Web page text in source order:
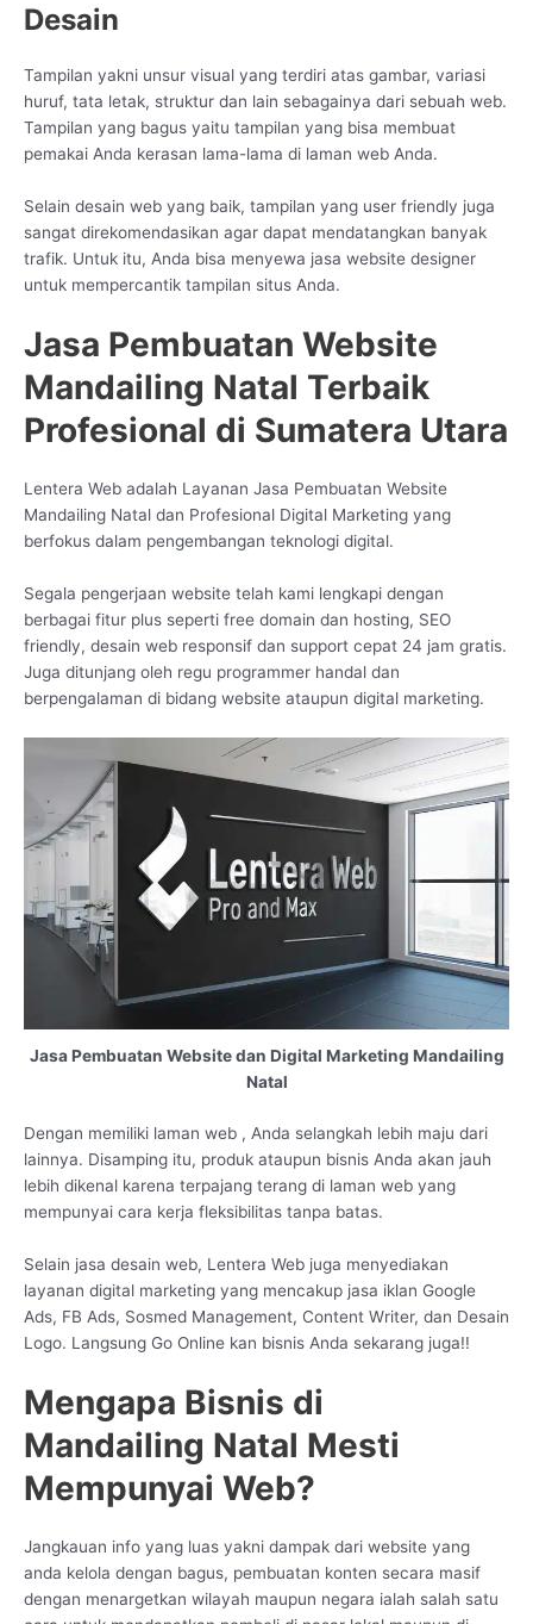
Desain
Tampilan yakni unsur visual yang terdiri atas gambar, variasi
huruf, tata letak, struktur dan lain sebagainya dari sebuah web.
Tampilan yang bagus yaitu tampilan yang bisa membuat
pemakai Anda kerasan lama-lama di laman web Anda.
Selain desain web yang baik, tampilan yang user friendly juga
sangat direkomendasikan agar dapat mendatangkan banyak
trafik. Untuk itu, Anda bisa menyewa jasa website designer
untuk mempercantik tampilan situs Anda.
Jasa Pembuatan Website
Mandailing Natal Terbaik
Profesional di Sumatera Utara
Lentera Web adalah Layanan Jasa Pembuatan Website
Mandailing Natal dan Profesional Digital Marketing yang
berfokus dalam pengembangan teknologi digital.
Segala pengerjaan website telah kami lengkapi dengan
berbagai fitur plus seperti free domain dan hosting, SEO
friendly, desain web responsif dan support cepat 24 jam gratis.
Juga ditunjang oleh regu programmer handal dan
berpengalaman di bidang website ataupun digital marketing.
Jasa Pembuatan Website dan Digital Marketing Mandailing
Natal
Dengan memiliki laman web , Anda selangkah lebih maju dari
lainnya. Disamping itu, produk ataupun bisnis Anda akan jauh
lebih dikenal karena terpajang terang di laman web yang
mempunyai cara kerja fleksibilitas tanpa batas.
Selain jasa desain web, Lentera Web juga menyediakan
layanan digital marketing yang mencakup jasa iklan Google
Ads, FB Ads, Sosmed Management, Content Writer, dan Desain
Logo. Langsung Go Online kan bisnis Anda sekarang juga!!
Mengapa Bisnis di
Mandailing Natal Mesti
Mempunyai Web?
Jangkauan info yang luas yakni dampak dari website yang
anda kelola dengan bagus, pembuatan konten secara masif
dengan menargetkan wilayah maupun negara ialah salah satu